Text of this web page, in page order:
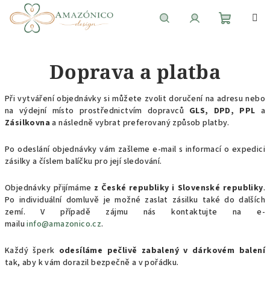
Doprava a platba
Při vytváření objednávky si můžete zvolit doručení na adresu nebo
na výdejní místo prostřednictvím dopravců GLS, DPD, PPL a
Zásilkovna a následně vybrat preferovaný způsob platby.
Po odeslání objednávky vám zašleme e-mail s informací o expedici
zásilky a číslem balíčku pro její sledování.
Objednávky přijímáme z České republiky i Slovenské republiky.
Po individuální domluvě je možné zaslat zásilku také do dalších
zemí. V případě zájmu nás kontaktujte na e-
mailuinfo@amazonico.cz.
Každý šperk odesíláme pečlivě zabalený v dárkovém balení
tak, aby k vám dorazil bezpečně a v pořádku.